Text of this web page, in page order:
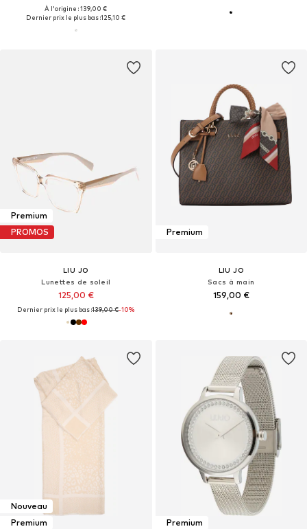
À l'origine : 139,00 €
Dernier prix le plus bas :125,10 €
Premium
PROMOS
LIU JO
Lunettes de soleil
125,00 €
Dernier prix le plus bas :139,00 €-10%
Premium
LIU JO
Sacs à main
159,00 €
Nouveau
Premium
Premium